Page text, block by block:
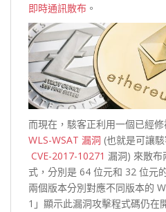
即時通訊散布 。
而現在，駭客正利用一個已經修
WLS-WSAT 漏洞 (也就是可讓
CVE-2017-10271 漏洞) 來散布
式，分別是 64 位元和 32 位元
兩個版本分別對應不同版本的
1」顯示此漏洞攻擊程式碼仍在